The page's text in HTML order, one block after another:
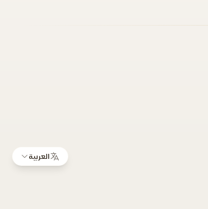
العربية